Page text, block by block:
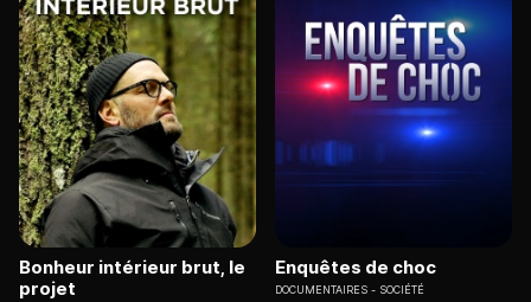
Bonheur intérieur brut, le
projet
Enquêtes de choc
DOCUMENTAIRES SOCIÉTÉ